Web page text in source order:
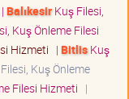
| BalıkesirKuş Filesi,
Kuş Önleme Filesi
Hizmeti | BitlisKuş
Kuş Önleme
Filesi Hizmeti |